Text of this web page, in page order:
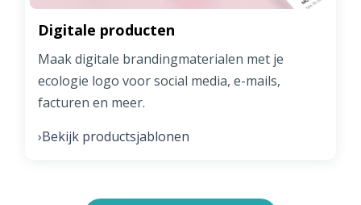
Digitale producten
Maak digitale brandingmaterialen met je
ecologie logo voor social media, e-mails,
facturen en meer.
›Bekijk productsjablonen